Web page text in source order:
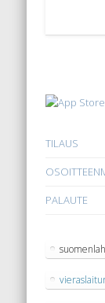
TILAUS
PALAUTE